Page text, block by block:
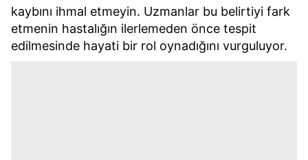
kaybını ihmal etmeyin. Uzmanlar bu belirtiyi fark
etmenin hastalığın ilerlemeden önce tespit
edilmesinde hayati bir rol oynadığını vurguluyor.